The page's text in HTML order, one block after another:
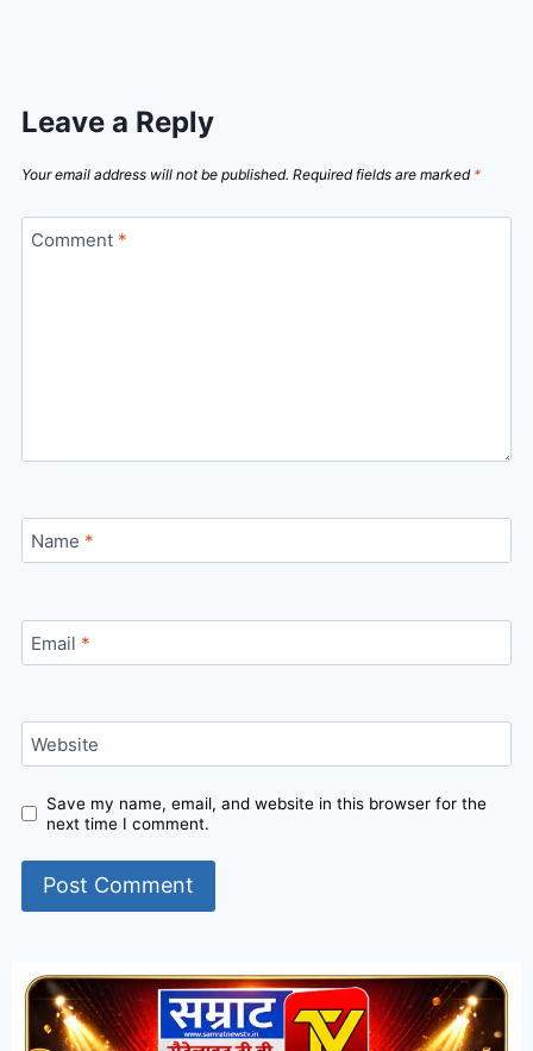
Leave a Reply
Your email address will not be published. Required fields are marked *
Comment *
Name *
Email *
Website
Save my name, email, and website in this browser for the
next time I comment.